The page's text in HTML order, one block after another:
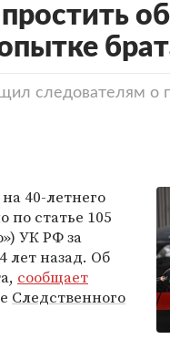
следователям о
на 40-летнего
по статье 105
УК РФ за
лет назад. Об
сообщает
Следственного